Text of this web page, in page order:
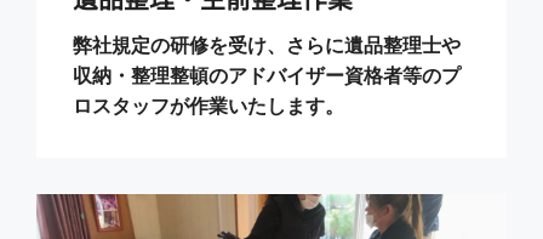
弊社規定の研修を受け、さらに遺品整理士や
収納・整理整頓のアドバイザー資格者等のプ
ロスタッフが作業いたします。